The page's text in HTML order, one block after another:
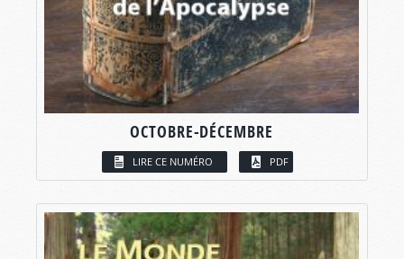
OCTOBRE-DÉCEMBRE
LIRE CE NUMÉRO PDF